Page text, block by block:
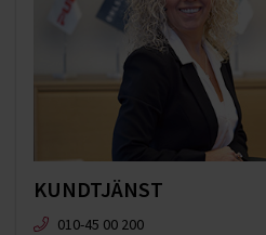
KUNDTJÄNST
010-45 00 200​